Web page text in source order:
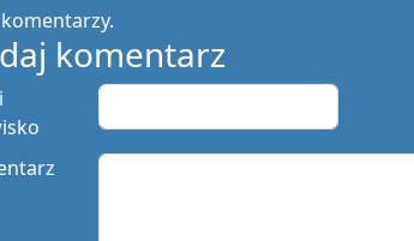
komentarz